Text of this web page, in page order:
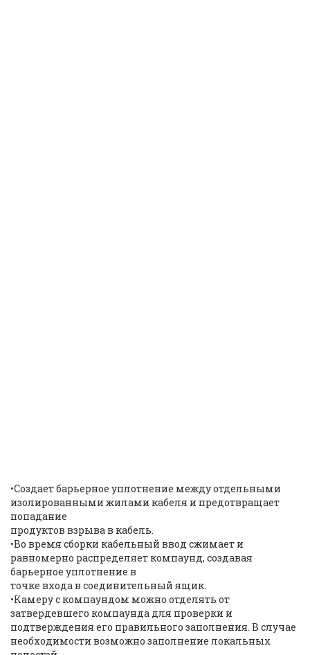
•Создает барьерное уплотнение между отдельными
изолированными жилами кабеля и предотвращает
попадание
продуктов взрыва в кабель.
•Во время сборки кабельный ввод сжимает и
равномерно распределяет компаунд, создавая
барьерное уплотнение в
точке входа в соединительный ящик.
•Камеру с компаундом можно отделять от
затвердевшего компаунда для проверки и
подтверждения его правильного заполнения. В случае
необходимости возможно заполнение локальных